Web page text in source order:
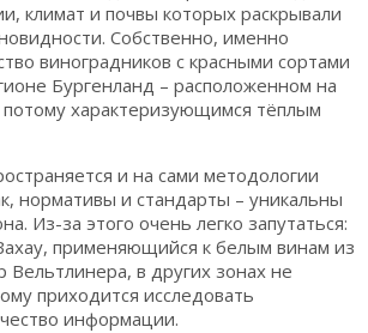
климат и почвы которых раскрывали
Собственно, именно
виноградников с красными сортами
Бургенланд – расположенном на
потому характеризующимся тёплым
и на сами методологии
нормативы и стандарты – уникальны
Из-за этого очень легко запутаться:
применяющийся к белым винам из
Вельтлинера, в других зонах не
приходится исследовать
информации.